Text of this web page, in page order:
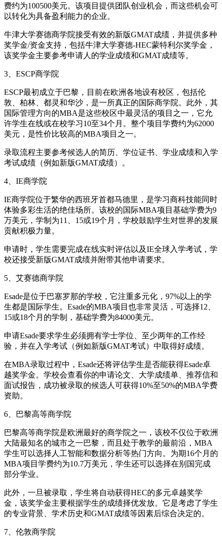
费约为100500美元。该项目提供团队创业机会，而这些机会可
以转化为具备盈利能力的企业。
牛津大学赛德商学院接受有效的新版GMAT成绩，并提供多种
奖学金/资金支持，包括牛津大学赛德-HEC蒙特利尔奖学金，
该奖学金主要参考申请人的学业成绩和GMAT成绩等。
3、ESCP商学院
ESCP最初成立于巴黎，目前在欧洲各地设有校区，包括伦
敦、柏林、都灵和华沙，是一所真正的国际商学院。此外，其
国际管理方向的MBA是这些校区中最灵活的项目之一，它允
许学生在线或在校学习10至34个月。整个项目学费约为62000
美元，是性价比较高的MBA项目之一。
录取流程主要参考候选人的简历、学位证书、学业成绩和入学
考试成绩（例如新版GMAT成绩）。
4、IE商学院
IE商学院位于繁华的西班牙首都马德里，是学习商科技能同时
体验多彩生活的绝佳场所。该校的国际MBA项目基础学费为9
万美元，学制为11、15或19个月，学校鼓励学生对世界的发展
贡献积极力量。
申请时，学生需要完成在线实时评估以及IE全球入学考试，学
校还接受新版GMAT成绩并附带其他申请要求。
5、艾赛德商学院
Esade是位于巴塞罗那的学校，它注重多元化，97%以上的学
生都是国际学生。Esade的MBA项目也非常灵活，可选择12、
15或18个月的学制，基础学费为84000美元。
申请Esade要求学生必须拥有学士学位、至少两年的工作经
验，并在入学考试（例如新版GMAT考试）中取得好成绩。
在MBA录取过程中，Esade还将评估学生是否能获得Esade卓
越奖学金。学校会查看你的申请论文、大学成绩单、推荐信和
面试报告，成功被录取的候选人可获得10%至50%的MBA学费
资助。
6、巴黎高等商学院
巴黎高等商学院是欧洲最好的商学院之一，该校不仅位于欧洲
大陆最知名的城市之一巴黎，而且处于教学的最前沿，MBA
学生可以选择人工智能和数据分析等热门方向。为期16个月的
MBA项目学费约为10.7万美元，学生还可以选择在别国完成
部分学业。
此外，一旦被录取，学生将自动获得HEC的多元卓越奖学
金，该奖学金主要根据学生的成绩择优发放。它是考虑了学生
的专业背景、学术历史和GMAT成绩等因素后综合决定的。
7、伦敦商学院